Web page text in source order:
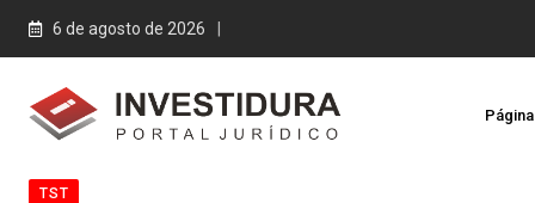
Skip
6 de agosto de 2026
TST